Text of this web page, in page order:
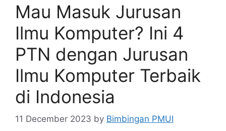
Mau Masuk Jurusan
Ilmu Komputer? Ini 4
PTN dengan Jurusan
Ilmu Komputer Terbaik
di Indonesia
11 December 2023 by Bimbingan PMUI